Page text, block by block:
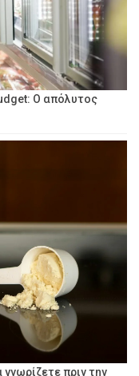
Ο απόλυτος
πριν την